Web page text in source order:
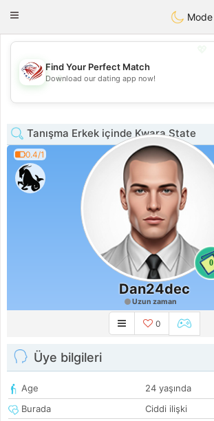
Dating
Toggle
Mode
💖
💕
Find Your Perfect Match
Download our dating app now!
Tanışma Erkek içinde Kwara State
0.4/1
0
Dan24dec
Uzun zaman
0
Üye bilgileri
Age
24 yaşında
Burada
Ciddi ilişki